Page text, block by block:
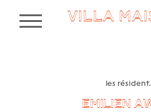
VILLA
MENU
les
EMILIEN